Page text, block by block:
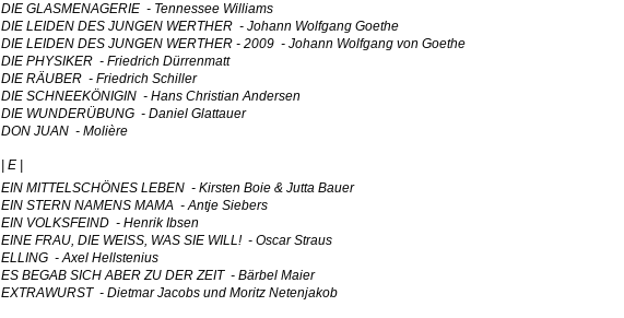
DIE GLASMENAGERIE - Tennessee Williams
DIE LEIDEN DES JUNGEN WERTHER - Johann Wolfgang Goethe
DIE LEIDEN DES JUNGEN WERTHER - 2009 - Johann Wolfgang von Goethe
DIE PHYSIKER - Friedrich Dürrenmatt
DIE RÄUBER - Friedrich Schiller
DIE SCHNEEKÖNIGIN - Hans Christian Andersen
DIE WUNDERÜBUNG - Daniel Glattauer
DON JUAN - Molière
| E |
EIN MITTELSCHÖNES LEBEN - Kirsten Boie & Jutta Bauer
EIN STERN NAMENS MAMA - Antje Siebers
EIN VOLKSFEIND - Henrik Ibsen
EINE FRAU, DIE WEISS, WAS SIE WILL! - Oscar Straus
ELLING - Axel Hellstenius
ES BEGAB SICH ABER ZU DER ZEIT - Bärbel Maier
EXTRAWURST - Dietmar Jacobs und Moritz Netenjakob